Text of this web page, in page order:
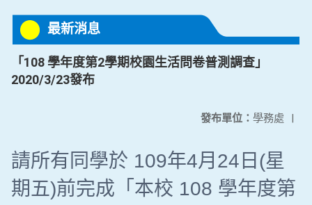
最新消息
「108 學年度第2學期校園生活問卷普測調查」
2020/3/23發布
發布單位： 學務處 |
請所有同學於 109年4月24日(星
期五)前完成「本校 108 學年度第